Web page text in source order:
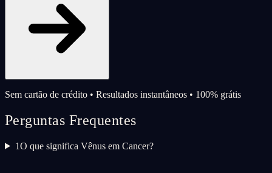
Sem cartão de crédito • Resultados instantâneos • 100% grátis
Perguntas Frequentes
1O que significa Vênus em Cancer?